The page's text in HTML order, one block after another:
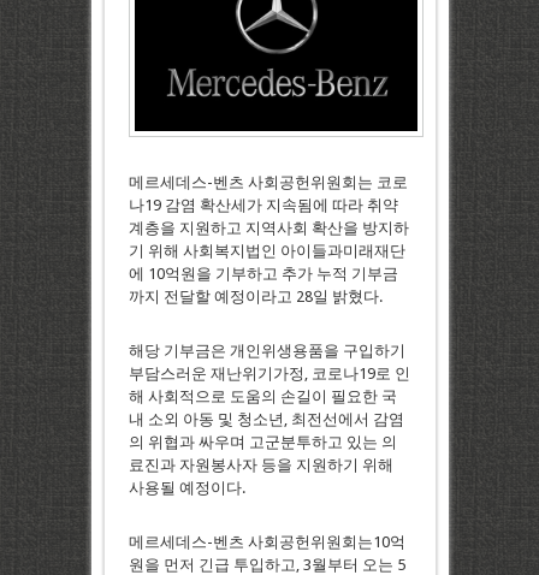
메르세데스-벤츠 사회공헌위원회는 코로
나19 감염 확산세가 지속됨에 따라 취약
계층을 지원하고 지역사회 확산을 방지하
기 위해 사회복지법인 아이들과미래재단
에 10억원을 기부하고 추가 누적 기부금
까지 전달할 예정이라고 28일 밝혔다.
해당 기부금은 개인위생용품을 구입하기
부담스러운 재난위기가정, 코로나19로 인
해 사회적으로 도움의 손길이 필요한 국
내 소외 아동 및 청소년, 최전선에서 감염
의 위협과 싸우며 고군분투하고 있는 의
료진과 자원봉사자 등을 지원하기 위해
사용될 예정이다.
메르세데스-벤츠 사회공헌위원회는10억
원을 먼저 긴급 투입하고, 3월부터 오는 5